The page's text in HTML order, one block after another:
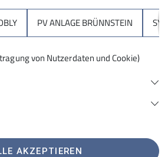
PV ANLAGE BRÜNNSTEIN
von Nutzerdaten und Cookie)
AKZEPTIEREN